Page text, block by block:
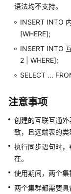
费
说
明
速
门
用
户
指
南
最
佳
语法均不支持。
INSERT INTO
[WHERE];
INSERT INTO
2 | WHERE];
SELECT ...
注意事项
创建的互联互通
致，且远端表的类
执行同步语句时
在。
使用期间，两个集
两个集群都需要具